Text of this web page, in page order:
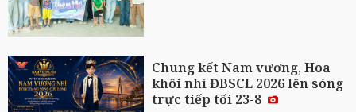
Chung kết Nam vương, Hoa
khôi nhí ĐBSCL 2026 lên sóng
trực tiếp tối 23-8